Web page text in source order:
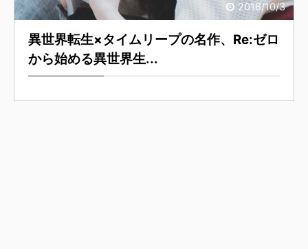
2016/10/3
異世界転生×タイムリープの名作、Re:ゼロ
から始める異世界生...